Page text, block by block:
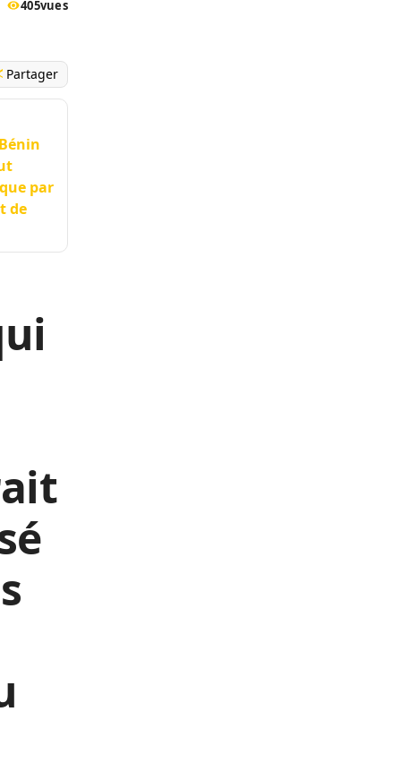
405vues
Partager
par
de